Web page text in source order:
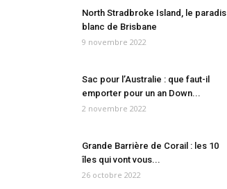
North Stradbroke Island, le paradis
blanc de Brisbane
9 novembre 2022
Sac pour l’Australie : que faut-il
emporter pour un an Down...
2 novembre 2022
Grande Barrière de Corail : les 10
îles qui vont vous...
26 octobre 2022